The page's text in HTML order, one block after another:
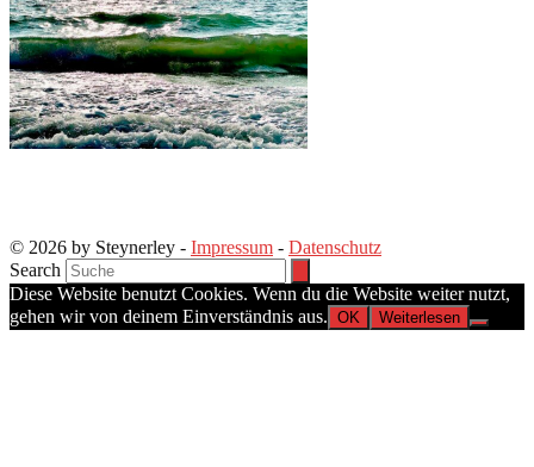
© 2026 by Steynerley - Impressum - Datenschutz
Search
Diese Website benutzt Cookies. Wenn du die Website weiter nutzt,
gehen wir von deinem Einverständnis aus. OK Weiterlesen